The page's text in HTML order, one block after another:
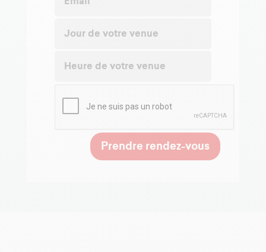
Prendre rendez-vous